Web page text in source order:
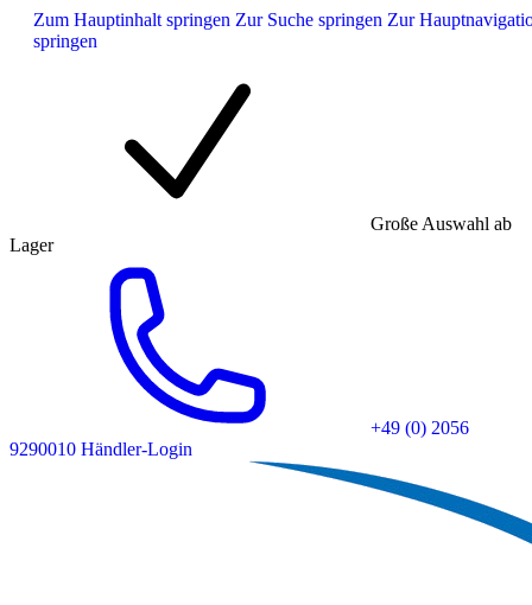
Zum Hauptinhalt springen Zur Suche springen Zur
springen
Große Auswahl ab
Lager
+49 (0) 2056
9290010 Händler-Login